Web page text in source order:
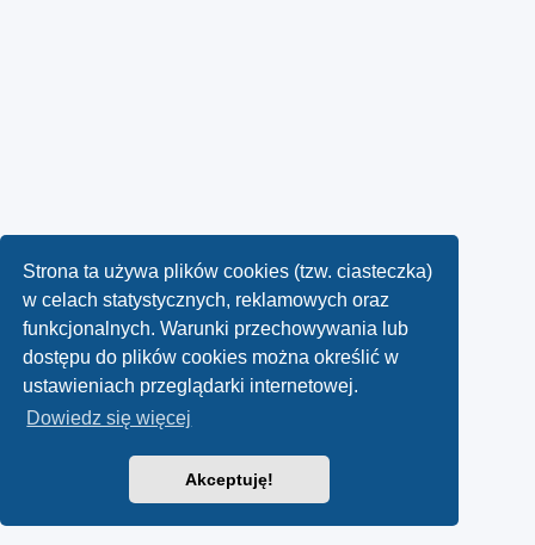
Strona ta używa plików cookies (tzw. ciasteczka)
w celach statystycznych, reklamowych oraz
funkcjonalnych. Warunki przechowywania lub
dostępu do plików cookies można określić w
ustawieniach przeglądarki internetowej.
Dowiedz się więcej
Akceptuję!